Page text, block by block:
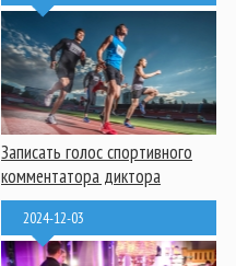
Записать голос спортивного
комментатора диктора
2024-12-03